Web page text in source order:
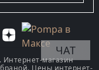
магазин
Цены интернет-
ЧАТ